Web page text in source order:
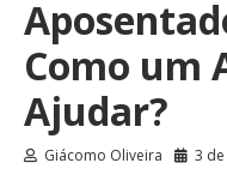
Como um
Ajudar?
Giácomo Oliveira 3